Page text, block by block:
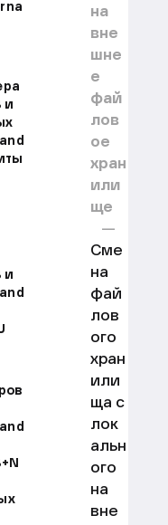
и
и
на
вне
шне
е
фай
лов
ое
хран
или
ще
Сме
на
фай
лов
ого
хран
или
ща с
лок
альн
ого
на
вне